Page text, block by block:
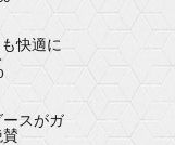
快適に
ースがガ
賛